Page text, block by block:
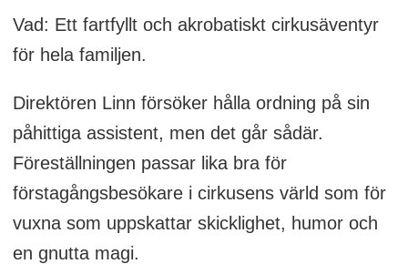
Vad: Ett fartfyllt och akrobatiskt cirkusäventyr
för hela familjen.
Direktören Linn försöker hålla ordning på sin
påhittiga assistent, men det går sådär.
Föreställningen passar lika bra för
förstagångsbesökare i cirkusens värld som för
vuxna som uppskattar skicklighet, humor och
en gnutta magi.